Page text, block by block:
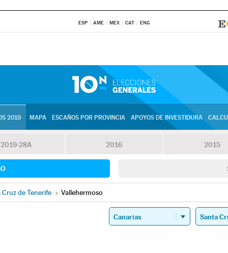
ESP AME MEX CAT ENG
2019 MAPA ESCAÑOS POR PROVINCIA APOYOS DE INVESTIDURA
2019-28A 2016 2015
Cruz de Tenerife » Vallehermoso